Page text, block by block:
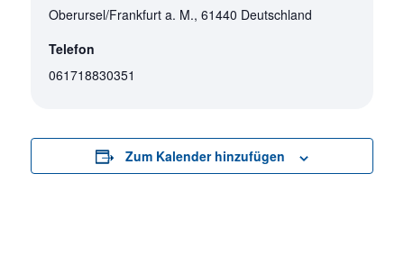
Oberursel/Frankfurt a. M., 61440 Deutschland
Telefon
061718830351
Zum Kalender hinzufügen